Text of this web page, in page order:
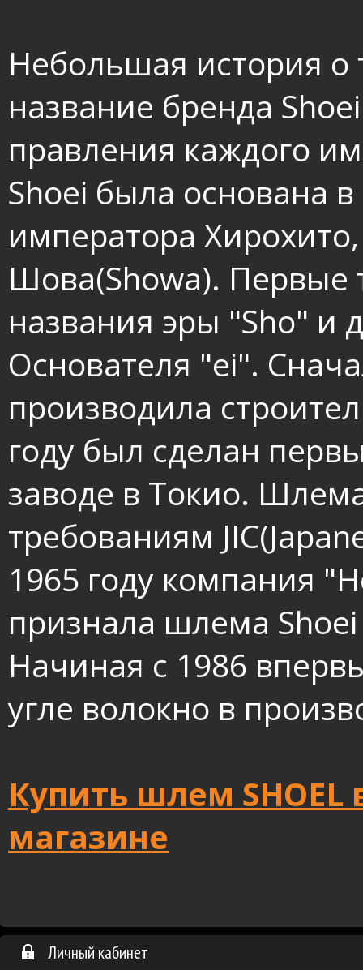
Небольшая история о
название бренда
правления каждого
Shoei была основана
императора
Шова(Showa). Первые
названия эры "Sho" и
Основателя "ei".
производила
году был сделан
заводе в Токио.
требованиям
1965 году компания
признала шлема
Начиная с 1986
угле волокно в
Купить шлем
магазине
Личный кабинет